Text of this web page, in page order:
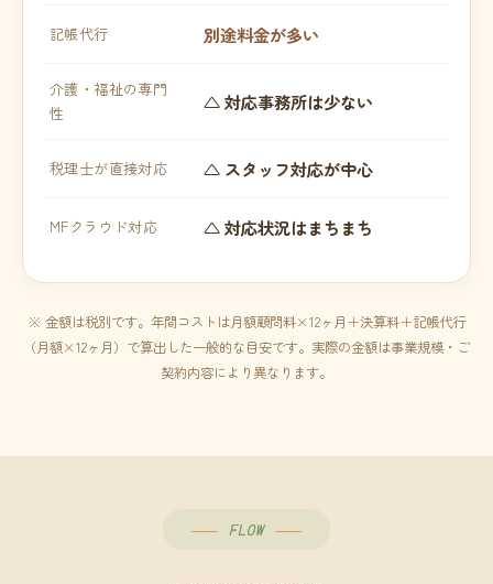
記帳代行 別途料金が多い
介護・福祉の専門
性
△ 対応事務所は少ない
税理士が直接対応 △ スタッフ対応が中心
MFクラウド対応 △ 対応状況はまちまち
※ 金額は税別です。年間コストは月額顧問料×12ヶ月＋決算料＋記帳代行
（月額×12ヶ月）で算出した一般的な目安です。実際の金額は事業規模・ご
契約内容により異なります。
FLOW